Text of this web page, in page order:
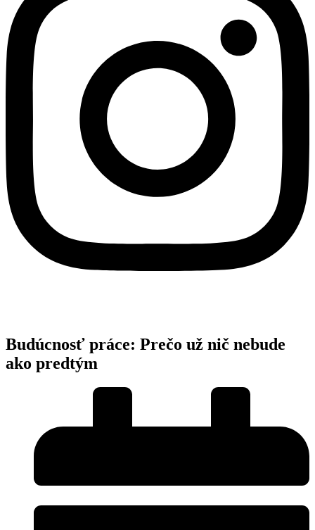
Budúcnosť práce: Prečo už nič nebude
ako predtým